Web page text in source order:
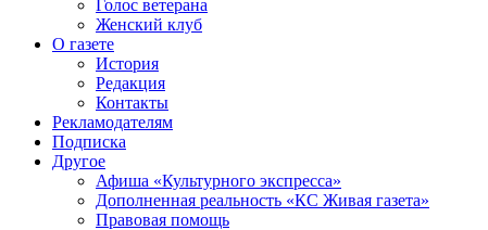
Голос ветерана
Женский клуб
О газете
История
Редакция
Контакты
Рекламодателям
Подписка
Другое
Афиша «Культурного экспресса»
Дополненная реальность «КС Живая газета»
Правовая помощь